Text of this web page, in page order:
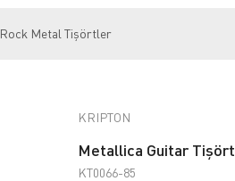
Rock Metal Tişörtler
KRIPTON
Metallica Guitar Tişört
KT0066-85